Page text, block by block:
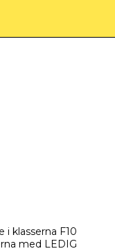
i klasserna F10
med LEDIG